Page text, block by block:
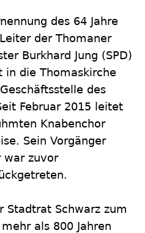
des 64 Jahre
der Thomaner
Burkhard Jung (SPD)
in die Thomaskirche
des
Februar 2015 leitet
Knabenchor
Sein Vorgänger
war zuvor
Stadtrat Schwarz zum
als 800 Jahren